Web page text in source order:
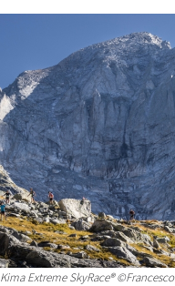
Kima Extreme SkyRace®